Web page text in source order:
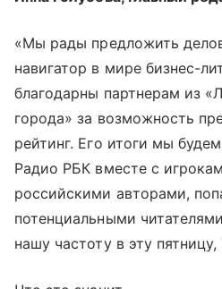
«Мы рады предложить
навигатор в мире бизнес-
благодарны партнерам из
города» за возможность
рейтинг. Его итоги мы
Радио РБК вместе с
российскими авторами,
потенциальными
нашу частоту в эту